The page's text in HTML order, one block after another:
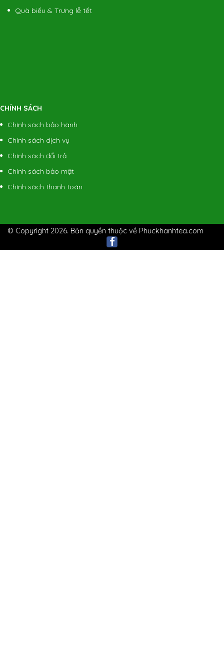
Quà biếu & Trưng lễ tết
CHÍNH SÁCH
Chính sách bảo hành
Chính sách dịch vụ
Chính sách đổi trả
Chính sách bảo mật
Chính sách thanh toán
© Copyright 2026. Bản quyền thuộc về Phuckhanhtea.com